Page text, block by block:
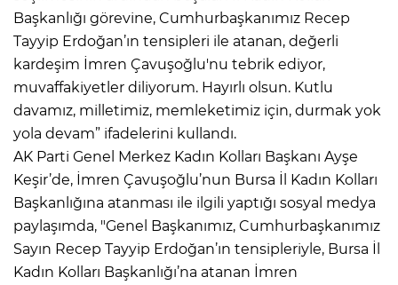
Başkanlığı görevine, Cumhurbaşkanımız Recep
Tayyip Erdoğan’ın tensipleri ile atanan, değerli
kardeşim İmren Çavuşoğlu'nu tebrik ediyor,
muvaffakiyetler diliyorum. Hayırlı olsun. Kutlu
davamız, milletimiz, memleketimiz için, durmak yok
yola devam” ifadelerini kullandı.
AK Parti Genel Merkez Kadın Kolları Başkanı Ayşe
Keşir’de, İmren Çavuşoğlu’nun Bursa İl Kadın Kolları
Başkanlığına atanması ile ilgili yaptığı sosyal medya
paylaşımda, "Genel Başkanımız, Cumhurbaşkanımız
Sayın Recep Tayyip Erdoğan’ın tensipleriyle, Bursa İl
Kadın Kolları Başkanlığı’na atanan İmren